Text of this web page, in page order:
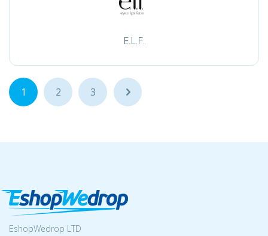
E.L.F.
1 2 3 ...
EshopWedrop LTD